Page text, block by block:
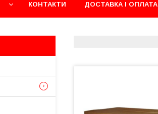
КОНТАКТИ ДОСТАВКА І ОПЛАТА